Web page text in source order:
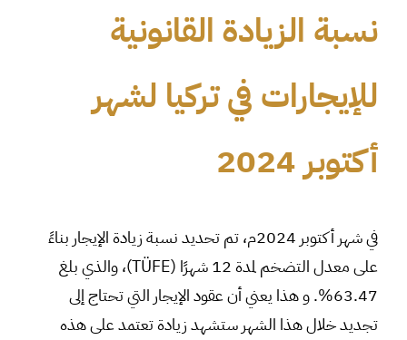
نسبة الزيادة القانونية
للإيجارات في تركيا لشهر
أكتوبر 2024
في شهر أكتوبر 2024م، تم تحديد نسبة زيادة الإيجار بناءً
على معدل التضخم لمدة 12 شهرًا (TÜFE)، والذي بلغ
63.47%. و هذا يعني أن عقود الإيجار التي تحتاج إلى
تجديد خلال هذا الشهر ستشهد زيادة تعتمد على هذه